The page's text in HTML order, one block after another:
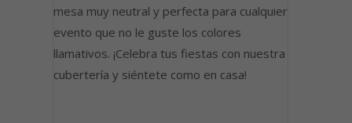
mesa muy neutral y perfecta para cualquier
evento que no le guste los colores
llamativos. ¡Celebra tus fiestas con nuestra
cubertería y siéntete como en casa!